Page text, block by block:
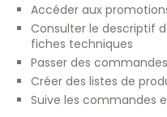
Accéder aux
Consulter le descriptif
fiches techniques
Passer des
Créer des listes de
Suive les commandes